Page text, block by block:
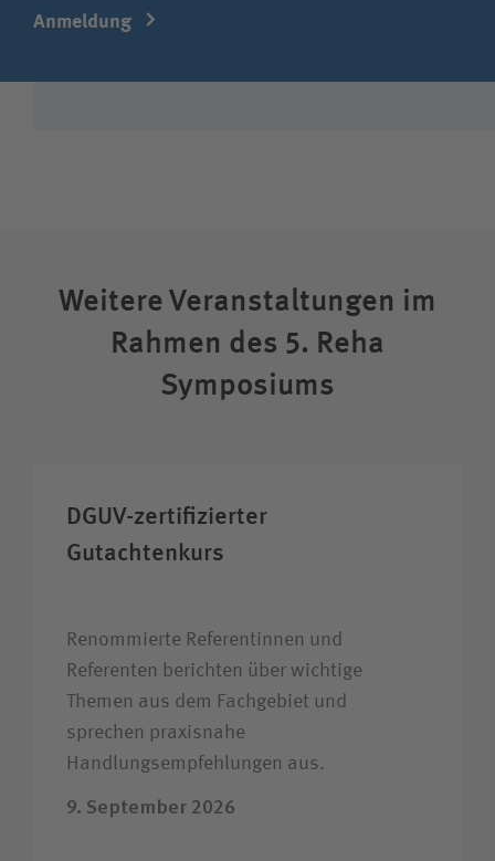
Anmeldung
Weitere Veranstaltungen im
Rahmen des 5. Reha
Symposiums
DGUV-zertifizierter
Gutachtenkurs
Renommierte Referentinnen und
Referenten berichten über wichtige
Themen aus dem Fachgebiet und
sprechen praxisnahe
Handlungsempfehlungen aus.
9. September 2026